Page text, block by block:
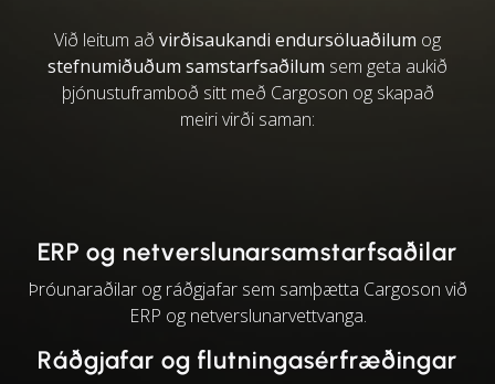
Við leitum að virðisaukandi endursöluaðilum og
stefnumiðuðum samstarfsaðilum sem geta aukið
þjónustuframboð sitt með Cargoson og skapað
meiri virði saman:
ERP og netverslunarsamstarfsaðilar
Þróunaraðilar og ráðgjafar sem samþætta Cargoson við
ERP og netverslunarvettvanga.
Ráðgjafar og flutningasérfræðingar